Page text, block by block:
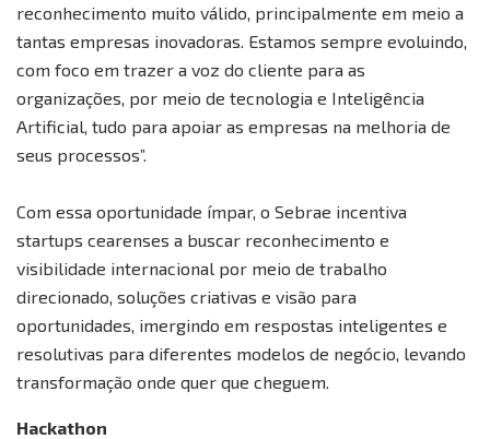
reconhecimento muito válido, principalmente em meio a
tantas empresas inovadoras. Estamos sempre evoluindo,
com foco em trazer a voz do cliente para as
organizações, por meio de tecnologia e Inteligência
Artificial, tudo para apoiar as empresas na melhoria de
seus processos”.
Com essa oportunidade ímpar, o Sebrae incentiva
startups cearenses a buscar reconhecimento e
visibilidade internacional por meio de trabalho
direcionado, soluções criativas e visão para
oportunidades, imergindo em respostas inteligentes e
resolutivas para diferentes modelos de negócio, levando
transformação onde quer que cheguem.
Hackathon